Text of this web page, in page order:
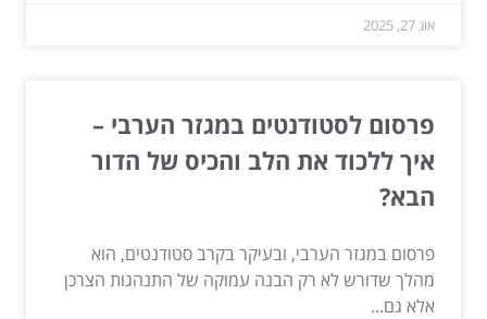
אוג 27, 2025
פרסום לסטודנטים במגזר הערבי –
איך ללכוד את הלב והכיס של הדור
הבא?
פרסום במגזר הערבי, ובעיקר בקרב סטודנטים, הוא
מהלך שדורש לא רק הבנה עמוקה של התנהגות הצרכן
אלא גם...